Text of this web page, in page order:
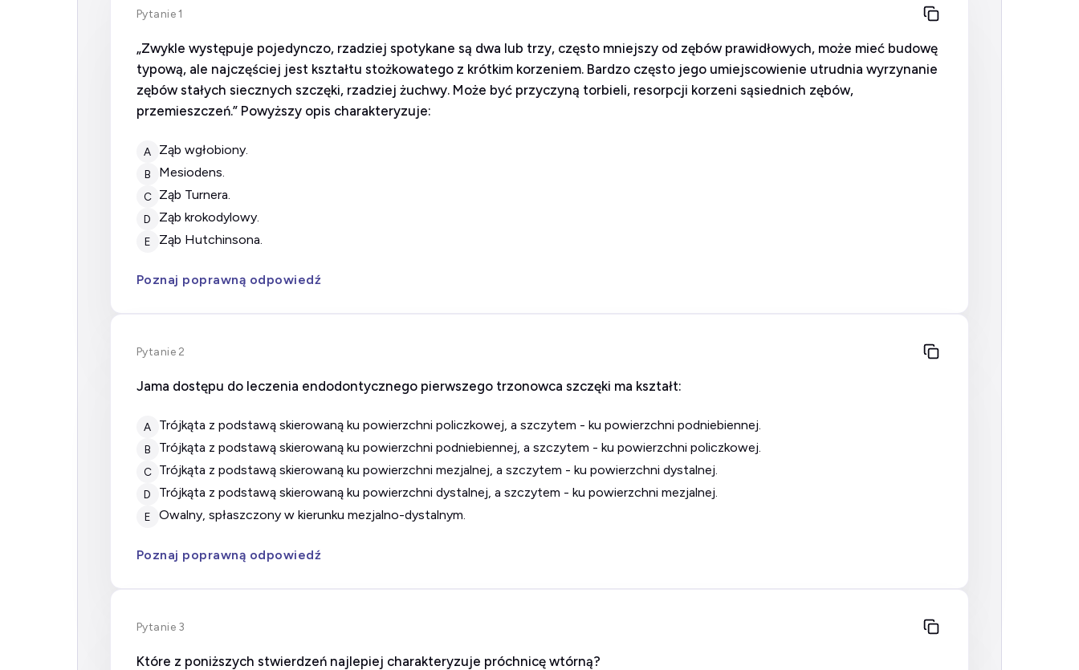
Pytanie 1
„Zwykle występuje pojedynczo, rzadziej spotykane są dwa lub trzy, często mniejszy od zębów prawidłowych, może mieć budowę
typową, ale najczęściej jest kształtu stożkowatego z krótkim korzeniem. Bardzo często jego umiejscowienie utrudnia wyrzynanie
zębów stałych siecznych szczęki, rzadziej żuchwy. Może być przyczyną torbieli, resorpcji korzeni sąsiednich zębów,
przemieszczeń.” Powyższy opis charakteryzuje:
A ząb wgłobiony.
B mesiodens.
C ząb Turnera.
D ząb krokodylowy.
E ząb Hutchinsona.
Poznaj poprawną odpowiedź
Pytanie 2
Jama dostępu do leczenia endodontycznego pierwszego trzonowca szczęki ma kształt:
A trójkąta z podstawą skierowaną ku powierzchni policzkowej, a szczytem - ku powierzchni podniebiennej.
B trójkąta z podstawą skierowaną ku powierzchni podniebiennej, a szczytem - ku powierzchni policzkowej.
C trójkąta z podstawą skierowaną ku powierzchni mezjalnej, a szczytem - ku powierzchni dystalnej.
D trójkąta z podstawą skierowaną ku powierzchni dystalnej, a szczytem - ku powierzchni mezjalnej.
E owalny, spłaszczony w kierunku mezjalno-dystalnym.
Poznaj poprawną odpowiedź
Pytanie 3
Które z poniższych stwierdzeń najlepiej charakteryzuje próchnicę wtórną?